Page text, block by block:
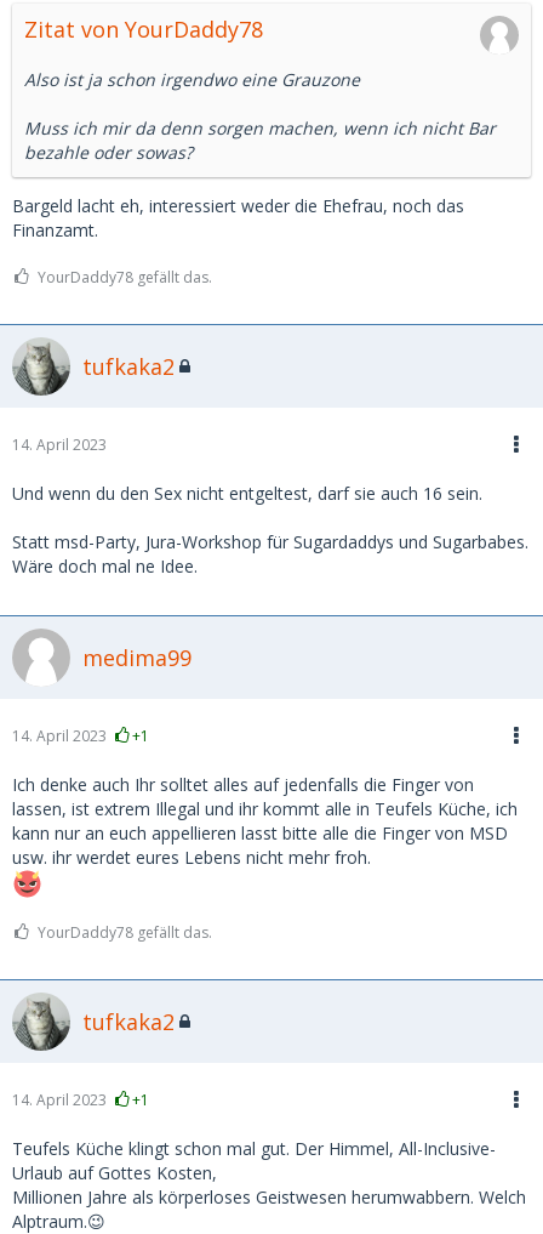
Zitat von YourDaddy78
Also ist ja schon irgendwo eine Grauzone
Muss ich mir da denn sorgen machen, wenn ich nicht Bar
bezahle oder sowas?
Bargeld lacht eh, interessiert weder die Ehefrau, noch das
Finanzamt.
YourDaddy78 gefällt das.
tufkaka2
14. April 2023
Und wenn du den Sex nicht entgeltest, darf sie auch 16 sein.
Statt msd-Party, Jura-Workshop für Sugardaddys und Sugarbabes.
Wäre doch mal ne Idee.
medima99
14. April 2023 +1
Ich denke auch Ihr solltet alles auf jedenfalls die Finger von
lassen, ist extrem Illegal und ihr kommt alle in Teufels Küche, ich
kann nur an euch appellieren lasst bitte alle die Finger von MSD
usw. ihr werdet eures Lebens nicht mehr froh.
YourDaddy78 gefällt das.
tufkaka2
14. April 2023 +1
Teufels Küche klingt schon mal gut. Der Himmel, All-Inclusive-
Urlaub auf Gottes Kosten,
Millionen Jahre als körperloses Geistwesen herumwabbern. Welch
Alptraum.😉